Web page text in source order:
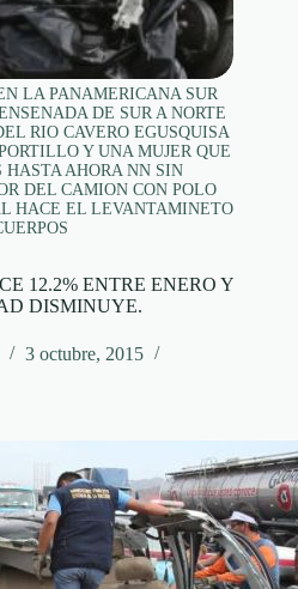
LA PANAMERICANA SUR
DE SUR A NORTE
RIO CAVERO EGUSQUISA
Y UNA MUJER QUE
HASTA AHORA NN SIN
DEL CAMION CON POLO
HACE EL LEVANTAMINETO
12.2% ENTRE ENERO Y
DISMINUYE.
3 octubre, 2015